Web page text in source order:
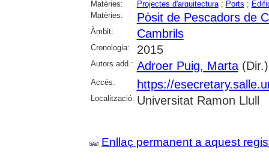
Matèries: Projectes d'arquitectura; Ports ;
Matèries:
Pòsit de Pescadors de
Àmbit: Cambrils
Cronologia: 2015
Autors add.: Adroer Puig, Marta(Dir.)
Accés: https://
Localització: Universitat Ramon Llull
Enllaç permanent a aquest